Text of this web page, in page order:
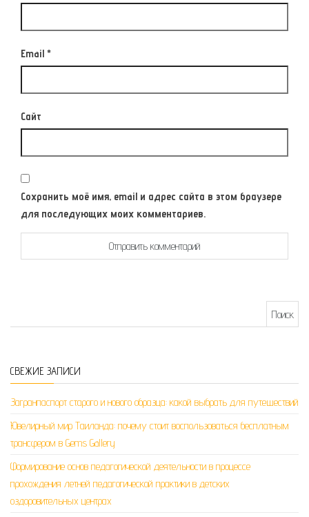
Email *
Сайт
Сохранить моё имя, email и адрес сайта в этом браузере
для последующих моих комментариев.
СВЕЖИЕ ЗАПИСИ
Загранпаспорт старого и нового образца: какой выбрать для путешествий
Ювелирный мир Таиланда: почему стоит воспользоваться бесплатным
трансфером в Gems Gallery
Формирование основ педагогической деятельности в процессе
прохождения летней педагогической практики в детских
оздоровительных центрах